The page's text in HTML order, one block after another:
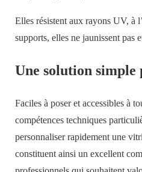
Elles résistent aux rayons UV, à
supports, elles ne jaunissent pas
Une solution
Faciles à poser et accessibles à
compétences techniques
personnaliser rapidement une
constituent ainsi un excellent